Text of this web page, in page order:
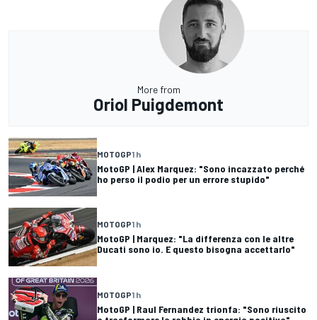
More from
Oriol Puigdemont
MOTOGP1 h
MotoGP | Alex Marquez: "Sono incazzato perché
ho perso il podio per un errore stupido"
MOTOGP1 h
MotoGP | Marquez: "La differenza con le altre
Ducati sono io. E questo bisogna accettarlo"
MOTOGP1 h
MotoGP | Raul Fernandez trionfa: "Sono riuscito